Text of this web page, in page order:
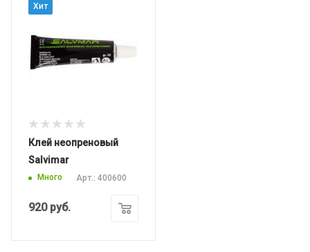
Хит
Клей неопреновый
Salvimar
Много Арт.: 400600
920руб.